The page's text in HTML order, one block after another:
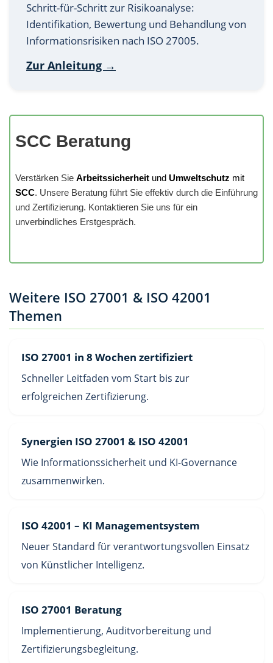
Schritt-für-Schritt zur Risikoanalyse:
Identifikation, Bewertung und Behandlung von
Informationsrisiken nach ISO 27005.
Zur Anleitung →
SCC Beratung
Verstärken Sie Arbeitssicherheit und Umweltschutz mit
SCC. Unsere Beratung führt Sie effektiv durch die Einführung
und Zertifizierung. Kontaktieren Sie uns für ein
unverbindliches Erstgespräch.
Weitere ISO 27001 & ISO 42001
Themen
ISO 27001 in 8 Wochen zertifiziert
Schneller Leitfaden vom Start bis zur
erfolgreichen Zertifizierung.
Synergien ISO 27001 & ISO 42001
Wie Informationssicherheit und KI-Governance
zusammenwirken.
ISO 42001 – KI Managementsystem
Neuer Standard für verantwortungsvollen Einsatz
von Künstlicher Intelligenz.
ISO 27001 Beratung
Implementierung, Auditvorbereitung und
Zertifizierungsbegleitung.